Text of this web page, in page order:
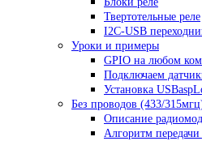
Твертотельные реле
I2C-USB
Уроки и примеры
GPIO на любом
Подключаем
Установка
Без проводов (433/
Описание
Алгоритм